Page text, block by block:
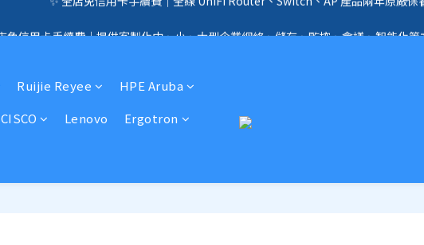
Ruijie Reyee
HPE Aruba
CISCO Lenovo
Ergotron